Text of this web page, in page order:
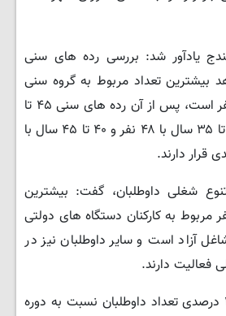
یادآور شد: بررسی رده های سنی
بیشترین تعداد مربوط به گروه سنی
۳۵ تا ۴۰ سال با ۷۰ نفر است، پس از آن رده های سنی ۴۵ تا
۵۰ سال با ۵۱ نفر، ۳۰ تا ۳۵ سال با ۴۸ نفر و ۴۰ تا ۴۵ سال با
شغلی داوطلبان، گفت: بیشترین
شغلی با ۸۵ نفر مربوط به کارکنان دستگاه های دولتی
آزاد است و سایر داوطلبان نیز در
دارند.
وی افزود: افزایش ۳۷ درصدی تعداد داوطلبان نسبت به دوره